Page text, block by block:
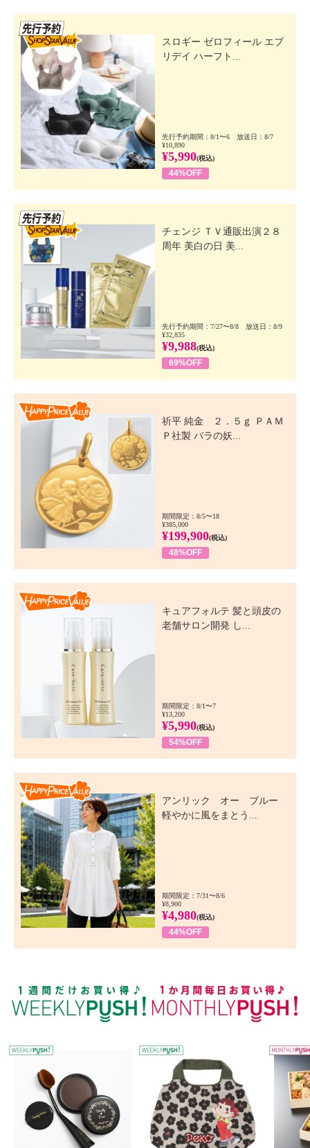
スロギー ゼロフィール エブ
リデイ ハーフト...
先行予約期間：8/1〜6 放送日：8/7
¥10,890
¥5,990(税込)
44%OFF
チェンジ ＴＶ通販出演２８
周年 美白の日 美...
先行予約期間：7/27〜8/8 放送日：8/9
¥32,835
¥9,988(税込)
69%OFF
祈平 純金 ２．５ｇ ＰＡＭ
Ｐ社製 バラの妖...
期間限定：8/5〜18
¥385,000
¥199,900(税込)
48%OFF
キュアフォルテ 髪と頭皮の
老舗サロン開発 し...
期間限定：8/1〜7
¥13,200
¥5,990(税込)
54%OFF
アンリック オー ブルー
軽やかに風をまとう...
期間限定：7/31〜8/6
¥8,900
¥4,980(税込)
44%OFF
WEEKLY PUSH